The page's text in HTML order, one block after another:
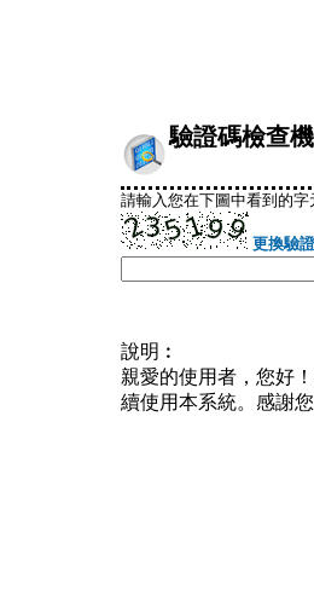
驗證碼檢查
請輸入您在下圖中看到的
更換驗
說明︰
親愛的使用者，您好
續使用本系統。感謝您